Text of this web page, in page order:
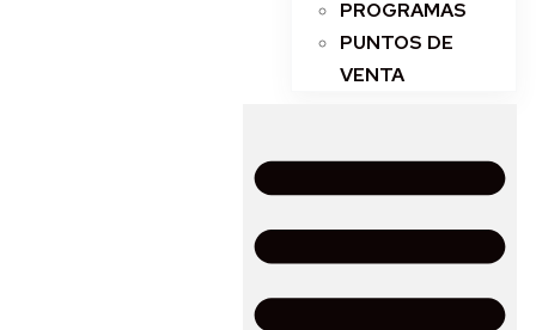
PROGRAMAS
PUNTOS DE
VENTA